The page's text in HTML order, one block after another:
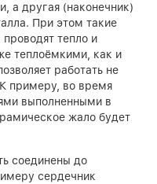
а другая (наконечник)
При этом такие
тепло и
теплоёмкими, как и
работать не
примеру, во время
выполненными в
жало будет
соединены до
сердечник